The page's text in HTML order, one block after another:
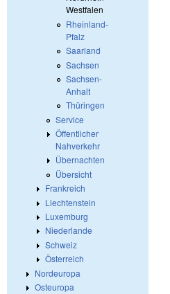
Westfalen
Rheinland-
Pfalz
Saarland
Sachsen
Sachsen-
Anhalt
Thüringen
Service
Öffentlicher
Nahverkehr
Übernachten
Übersicht
Frankreich
Liechtenstein
Luxemburg
Niederlande
Schweiz
Österreich
Nordeuropa
Osteuropa